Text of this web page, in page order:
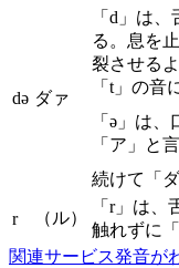
də ダァ
「d」は
る。息を
裂させる
「t」の音
「ə」は
「ア」と
続けて「
r （ル）
「r」は
触れずに
関連サービス発音が